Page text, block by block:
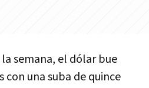
semana, el dólar bue
con una suba de quince